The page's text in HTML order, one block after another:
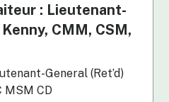
: Lieutenant-
CMM, CSM,
General (Ret’d)
MSM CD